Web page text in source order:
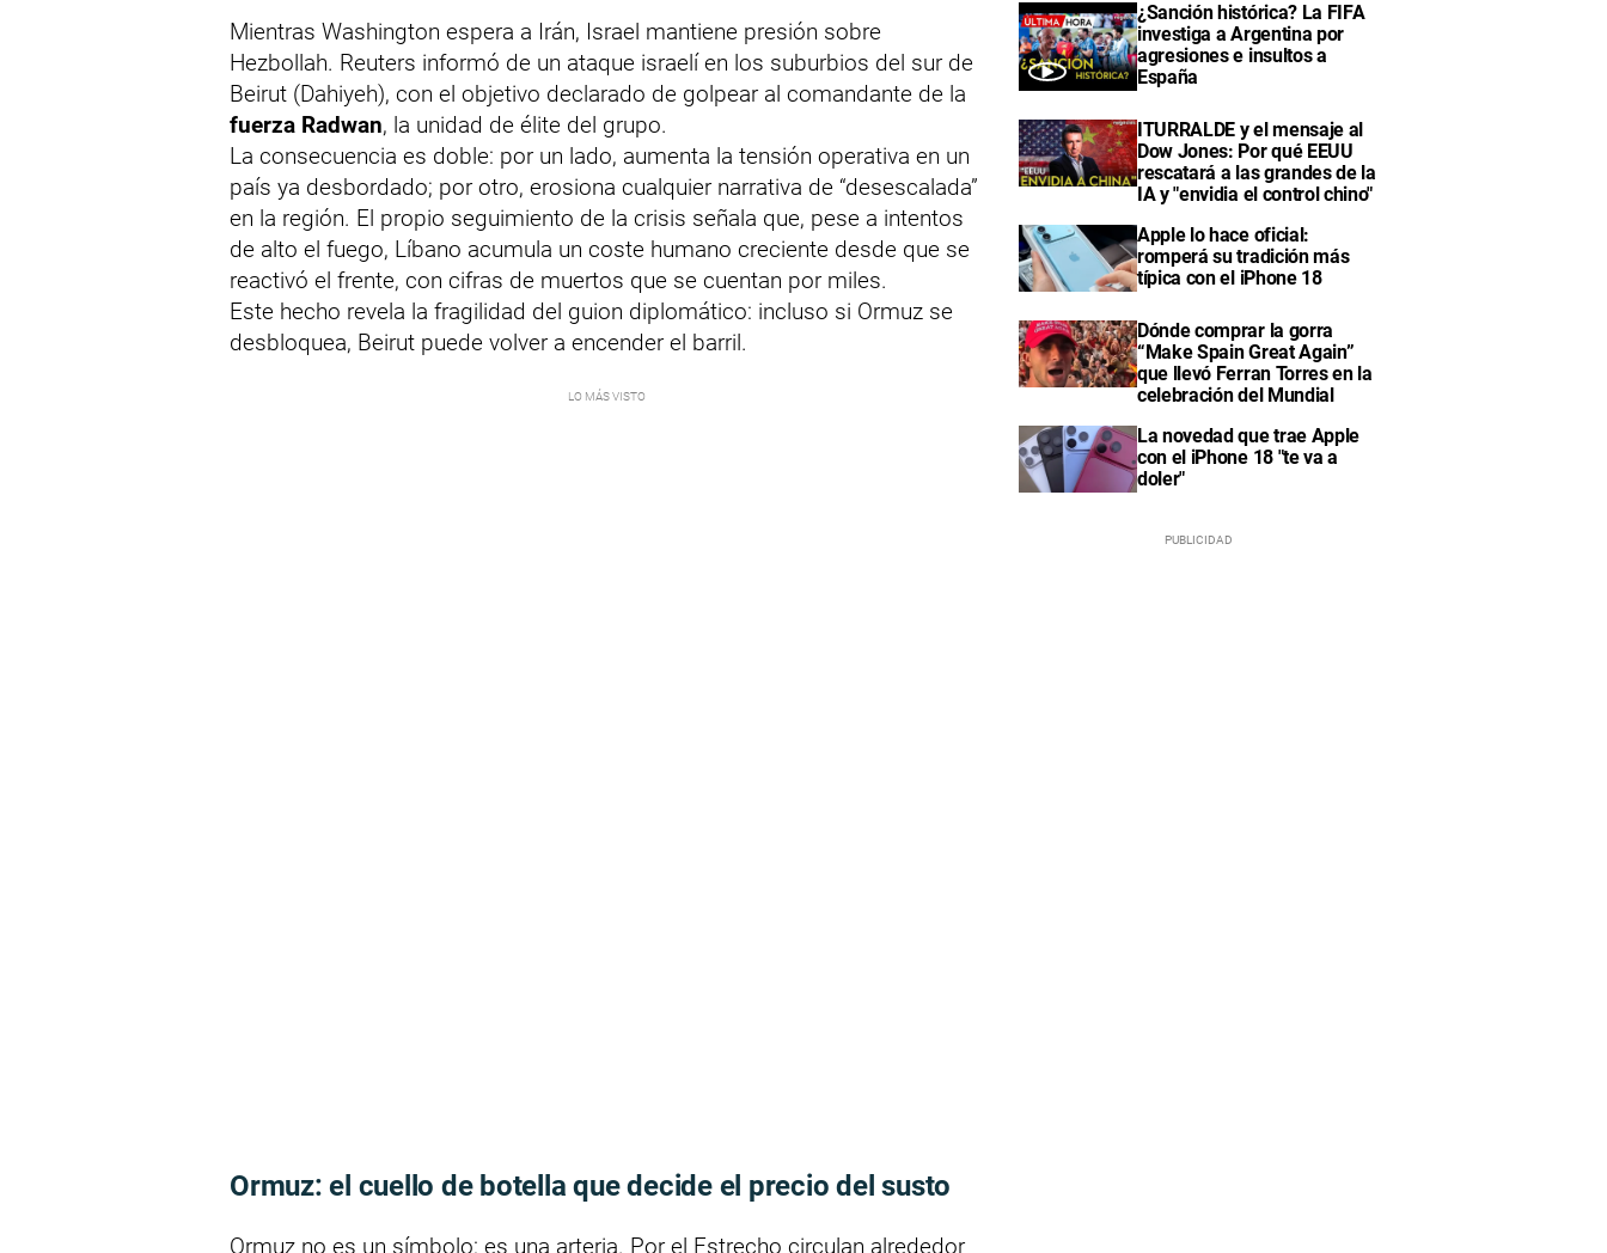
Mientras Washington espera a Irán, Israel mantiene presión sobre
Hezbollah. Reuters informó de un ataque israelí en los suburbios del sur de
Beirut (Dahiyeh), con el objetivo declarado de golpear al comandante de la
fuerza Radwan, la unidad de élite del grupo.
La consecuencia es doble: por un lado, aumenta la tensión operativa en un
país ya desbordado; por otro, erosiona cualquier narrativa de “desescalada”
en la región. El propio seguimiento de la crisis señala que, pese a intentos
de alto el fuego, Líbano acumula un coste humano creciente desde que se
reactivó el frente, con cifras de muertos que se cuentan por miles.
Este hecho revela la fragilidad del guion diplomático: incluso si Ormuz se
desbloquea, Beirut puede volver a encender el barril.
Ormuz: el cuello de botella que decide el precio del susto
Ormuz no es un símbolo: es una arteria. Por el Estrecho circulan alrededor
¿Sanción histórica? La FIFA
investiga a Argentina por
agresiones e insultos a
España
ITURRALDE y el mensaje al
Dow Jones: Por qué EEUU
rescatará a las grandes de la
IA y "envidia el control chino"
Apple lo hace oficial:
romperá su tradición más
típica con el iPhone 18
Dónde comprar la gorra
“Make Spain Great Again”
que llevó Ferran Torres en la
celebración del Mundial
La novedad que trae Apple
con el iPhone 18 "te va a
doler"